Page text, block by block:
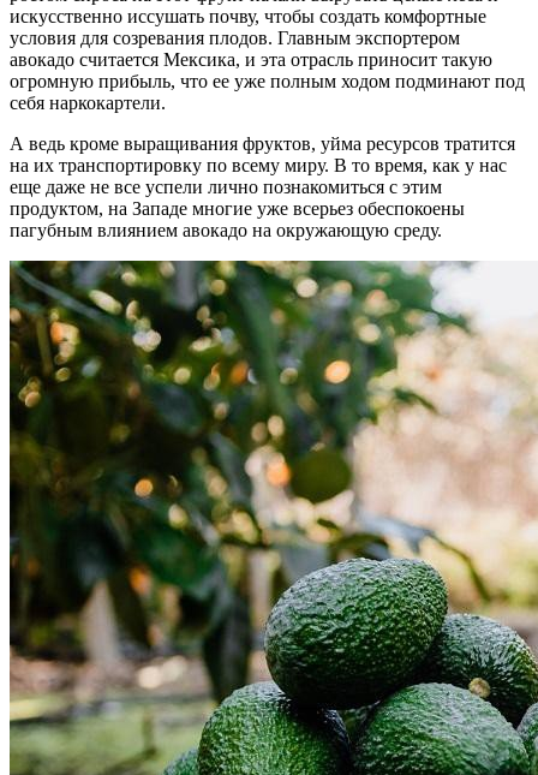
искусственно иссушать почву, чтобы создать комфортные
условия для созревания плодов. Главным экспортером
авокадо считается Мексика, и эта отрасль приносит такую
огромную прибыль, что ее уже полным ходом подминают под
себя наркокартели.
А ведь кроме выращивания фруктов, уйма ресурсов тратится
на их транспортировку по всему миру. В то время, как у нас
еще даже не все успели лично познакомиться с этим
продуктом, на Западе многие уже всерьез обеспокоены
пагубным влиянием авокадо на окружающую среду.